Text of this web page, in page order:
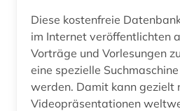
Zeitungen (2)
quelle (1)
recherche (1)
recht (1)
Diese kostenfreie
im Internet veröffentlichten
Vorträge und Vorlesungen
eine spezielle
werden. Damit kann gezielt
Videopräsentationen